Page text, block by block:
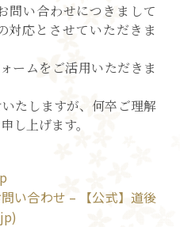
問い合わせにつきまして
対応とさせていただきま
ームをご活用いただきま
たしますが、何卒ご理解
し上げます。
い合わせ – 【公式】道後